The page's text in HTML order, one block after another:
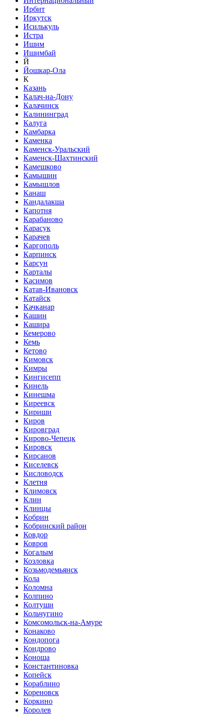
Ирбит
Иркутск
Исилькуль
Истра
Ишим
Ишимбай
Й
Йошкар-Ола
К
Казань
Калач-на-Дону
Калачинск
Калининград
Калуга
Камбарка
Каменка
Каменск-Уральский
Каменск-Шахтинский
Камешково
Камышин
Камышлов
Канаш
Кандалакша
Капотня
Карабаново
Карасук
Карачев
Каргополь
Карпинск
Карсун
Карталы
Касимов
Катав-Ивановск
Катайск
Качканар
Кашин
Кашира
Кемерово
Кемь
Кетово
Кимовск
Кимры
Кингисепп
Кинель
Кинешма
Киреевск
Кириши
Киров
Кировград
Кирово-Чепецк
Кировск
Кирсанов
Киселевск
Кисловодск
Клетня
Климовск
Клин
Клинцы
Кобрин
Кобринский район
Ковдор
Ковров
Когалым
Козловка
Козьмодемьянск
Кола
Коломна
Колпино
Колтуши
Кольчугино
Комсомольск-на-Амуре
Конаково
Кондопога
Кондрово
Коноша
Константиновка
Копейск
Кораблино
Кореновск
Коркино
Королев